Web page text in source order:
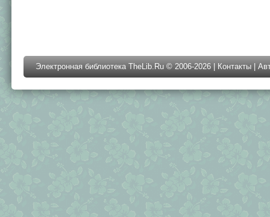
Электронная библиотека TheLib.Ru © 2006-2026 | Контакты |